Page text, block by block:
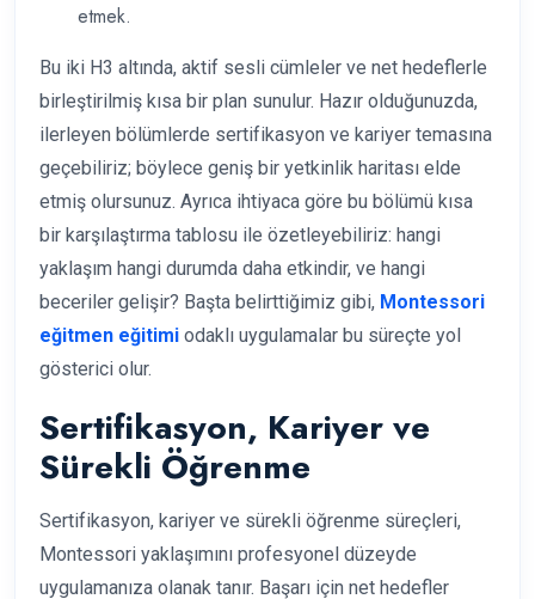
etmek.
Bu iki H3 altında, aktif sesli cümleler ve net hedeflerle
birleştirilmiş kısa bir plan sunulur. Hazır olduğunuzda,
ilerleyen bölümlerde sertifikasyon ve kariyer temasına
geçebiliriz; böylece geniş bir yetkinlik haritası elde
etmiş olursunuz. Ayrıca ihtiyaca göre bu bölümü kısa
bir karşılaştırma tablosu ile özetleyebiliriz: hangi
yaklaşım hangi durumda daha etkindir, ve hangi
beceriler gelişir? Başta belirttiğimiz gibi, Montessori
eğitmen eğitimi odaklı uygulamalar bu süreçte yol
gösterici olur.
Sertifikasyon, Kariyer ve
Sürekli Öğrenme
Sertifikasyon, kariyer ve sürekli öğrenme süreçleri,
Montessori yaklaşımını profesyonel düzeyde
uygulamanıza olanak tanır. Başarı için net hedefler